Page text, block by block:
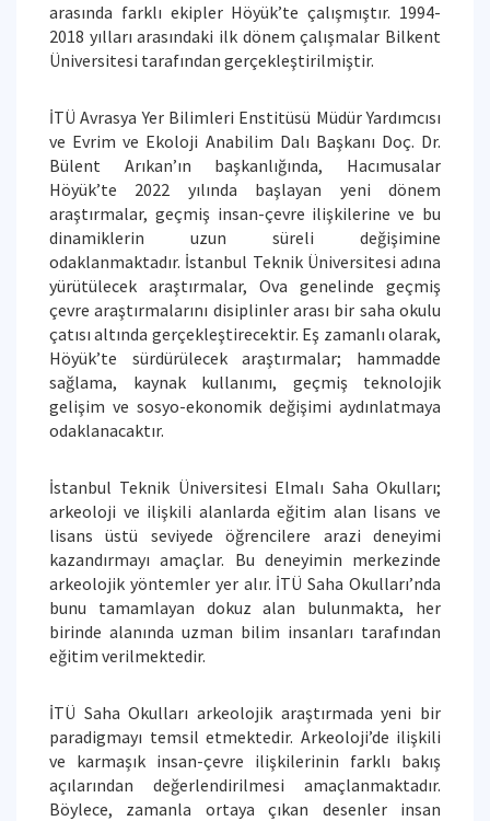
arasında farklı ekipler Höyük’te çalışmıştır. 1994-
2018 yılları arasındaki ilk dönem çalışmalar Bilkent
Üniversitesi tarafından gerçekleştirilmiştir.
İTÜ Avrasya Yer Bilimleri Enstitüsü Müdür Yardımcısı
ve Evrim ve Ekoloji Anabilim Dalı Başkanı Doç. Dr.
Bülent Arıkan’ın başkanlığında, Hacımusalar
Höyük’te 2022 yılında başlayan yeni dönem
araştırmalar, geçmiş insan-çevre ilişkilerine ve bu
dinamiklerin uzun süreli değişimine
odaklanmaktadır. İstanbul Teknik Üniversitesi adına
yürütülecek araştırmalar, Ova genelinde geçmiş
çevre araştırmalarını disiplinler arası bir saha okulu
çatısı altında gerçekleştirecektir. Eş zamanlı olarak,
Höyük’te sürdürülecek araştırmalar; hammadde
sağlama, kaynak kullanımı, geçmiş teknolojik
gelişim ve sosyo-ekonomik değişimi aydınlatmaya
odaklanacaktır.
İstanbul Teknik Üniversitesi Elmalı Saha Okulları;
arkeoloji ve ilişkili alanlarda eğitim alan lisans ve
lisans üstü seviyede öğrencilere arazi deneyimi
kazandırmayı amaçlar. Bu deneyimin merkezinde
arkeolojik yöntemler yer alır. İTÜ Saha Okulları’nda
bunu tamamlayan dokuz alan bulunmakta, her
birinde alanında uzman bilim insanları tarafından
eğitim verilmektedir.
İTÜ Saha Okulları arkeolojik araştırmada yeni bir
paradigmayı temsil etmektedir. Arkeoloji’de ilişkili
ve karmaşık insan-çevre ilişkilerinin farklı bakış
açılarından değerlendirilmesi amaçlanmaktadır.
Böylece, zamanla ortaya çıkan desenler insan